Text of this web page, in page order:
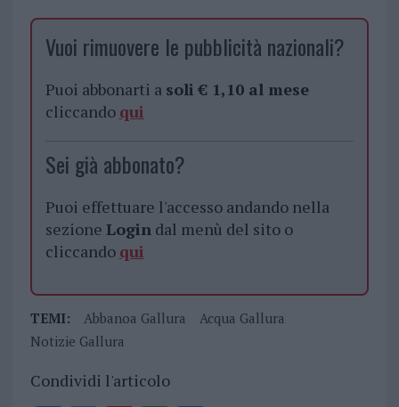
Vuoi rimuovere le pubblicità nazionali?
Puoi abbonarti a soli € 1,10 al mese
cliccando qui
Sei già abbonato?
Puoi effettuare l'accesso andando nella
sezione Login dal menù del sito o
cliccando qui
TEMI: Abbanoa Gallura
Acqua Gallura
Notizie Gallura
Condividi l'articolo